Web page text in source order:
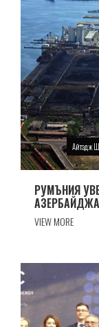
Айтадж
РУМЪНИЯ
VIEW MORE